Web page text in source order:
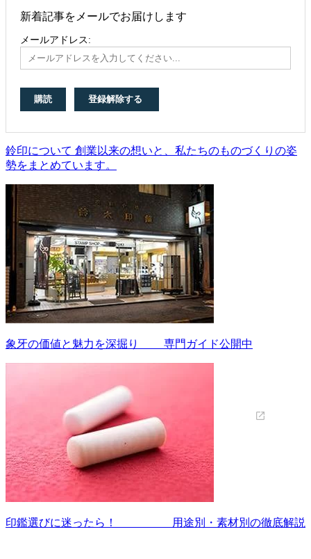
新着記事をメールでお届けします
メールアドレス:
鈴印について 創業以来の想いと、私たちのものづくりの姿
勢をまとめています。
象牙の価値と魅力を深掘り 専門ガイド公開中
印鑑選びに迷ったら！ 用途別・素材別の徹底解説